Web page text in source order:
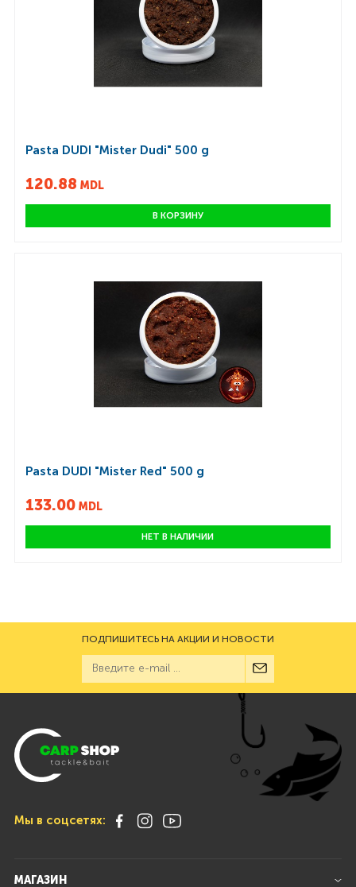
Pasta DUDI "Mister Dudi" 500 g
120.88 MDL
В КОРЗИНУ
Pasta DUDI "Mister Red" 500 g
133.00MDL
НЕТ В НАЛИЧИИ
ПОДПИШИТЕСЬ НА АКЦИИ И НОВОСТИ
Мы в соцсетях:
МАГАЗИН